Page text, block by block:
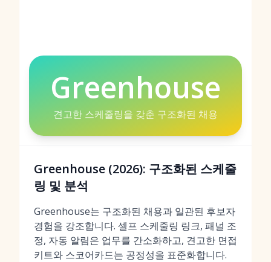
Greenhouse
견고한 스케줄링을 갖춘 구조화된 채용
Greenhouse (2026): 구조화된 스케줄
링 및 분석
Greenhouse는 구조화된 채용과 일관된 후보자
경험을 강조합니다. 셀프 스케줄링 링크, 패널 조
정, 자동 알림은 업무를 간소화하고, 견고한 면접
키트와 스코어카드는 공정성을 표준화합니다.